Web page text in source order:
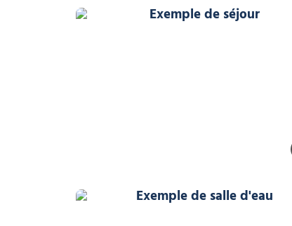
Exemple de séjour,
Exemple de salle